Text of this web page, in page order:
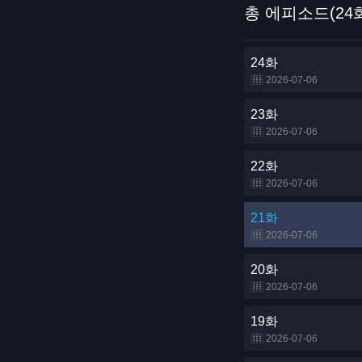
총 에피소드(24
24화
2026-07-06
23화
2026-07-06
22화
2026-07-06
21화
2026-07-06
20화
2026-07-06
19화
2026-07-06